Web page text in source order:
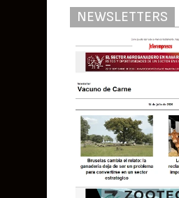
NEWSLETTERS